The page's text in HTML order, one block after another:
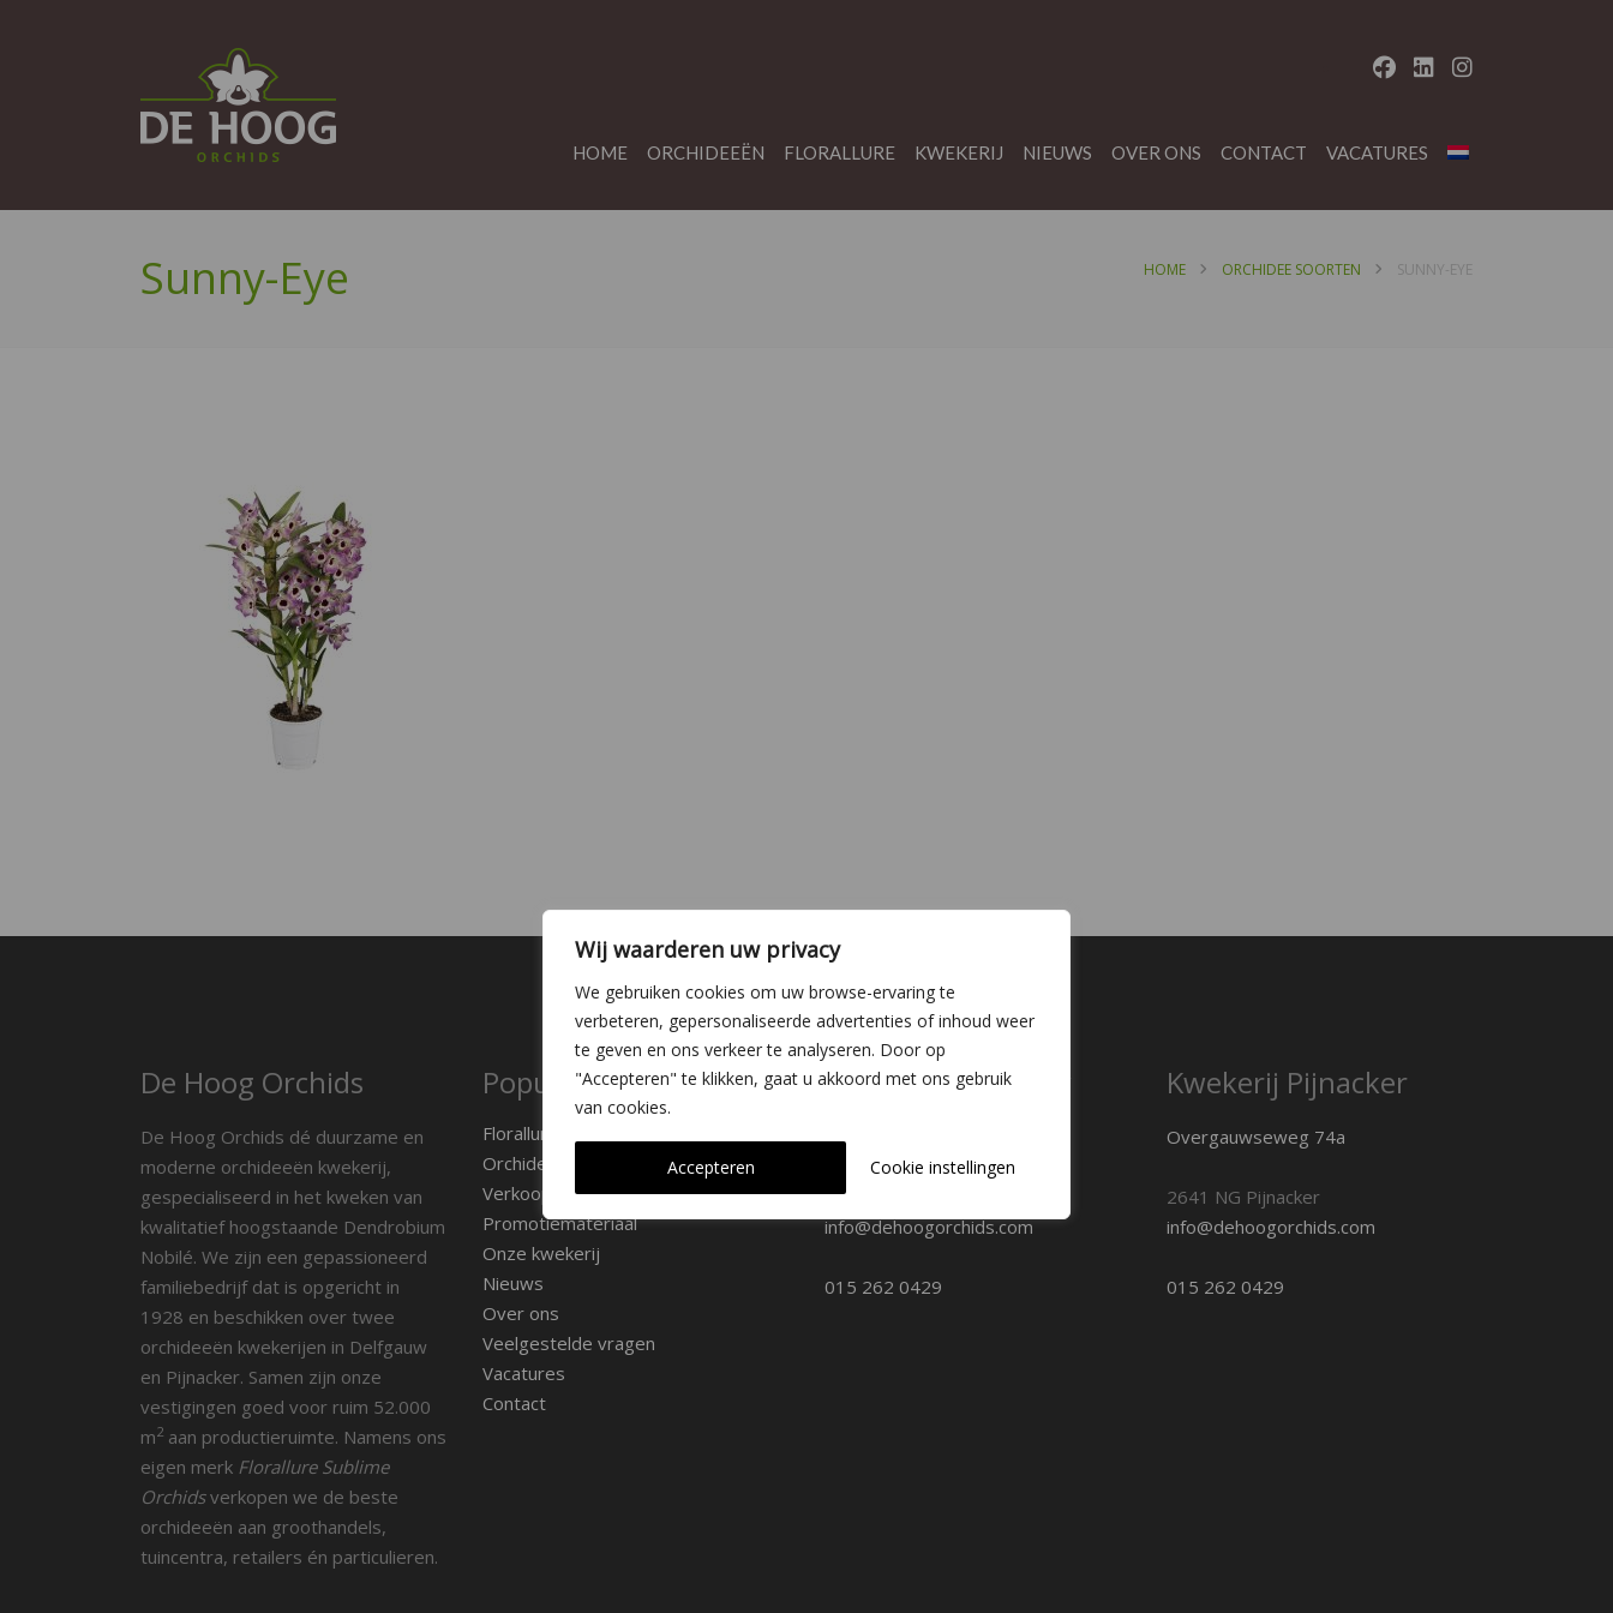
Wij waarderen uw privacy
We gebruiken cookies om uw browse-ervaring te
verbeteren, gepersonaliseerde advertenties of inhoud weer
te geven en ons verkeer te analyseren. Door op
"Accepteren" te klikken, gaat u akkoord met ons gebruik
van cookies.
Cookie instellingen
Accepteren
HOME ORCHIDEEËN FLORALLURE KWEKERIJ NIEUWS OVER ONS CONTACT VACATURES
Sunny-Eye HOME ORCHIDEE SOORTEN SUNNY-EYE
De Hoog Orchids
De Hoog Orchids dé duurzame en
moderne orchideeën kwekerij,
gespecialiseerd in het kweken van
kwalitatief hoogstaande Dendrobium
Nobilé. We zijn een gepassioneerd
familiebedrijf dat is opgericht in
1928 en beschikken over twee
orchideeën kwekerijen in Delfgauw
en Pijnacker. Samen zijn onze
vestigingen goed voor ruim 52.000
m2 aan productieruimte. Namens ons
eigen merk Florallure Sublime
Orchidsverkopen we de beste
orchideeën aan groothandels,
tuincentra, retailers én particulieren.
Populaire pagina's
Florallure
Orchidee soorten
Verkooppunten
Promotiemateriaal
Onze kwekerij
Nieuws
Over ons
Veelgestelde vragen
Vacatures
Contact
Kwekerij Delfgauw
Vrederustlaan 10
2645 AW Delfgauw
info@dehoogorchids.com
015 262 0429
Kwekerij Pijnacker
Overgauwseweg 74a
2641 NG Pijnacker
info@dehoogorchids.com
015 262 0429